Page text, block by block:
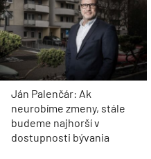
Ján Palenčár: Ak
neurobíme zmeny, stále
budeme najhorší v
dostupnosti bývania